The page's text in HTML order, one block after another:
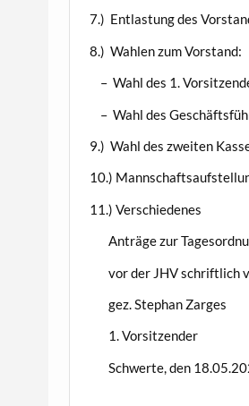
7.) Entlastung des
8.) Wahlen zum Vorstand:
– Wahl des 1.
– Wahl des
9.) Wahl des zweiten
10.)
11.) Verschiedenes
Anträge zur
vor der JHV schriftlich
gez. Stephan Zarges
1. Vorsitzender
Schwerte, den